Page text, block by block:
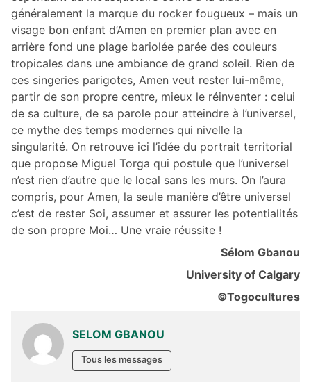
généralement la marque du rocker fougueux – mais un
visage bon enfant d’Amen en premier plan avec en
arrière fond une plage bariolée parée des couleurs
tropicales dans une ambiance de grand soleil. Rien de
ces singeries parigotes, Amen veut rester lui-même,
partir de son propre centre, mieux le réinventer : celui
de sa culture, de sa parole pour atteindre à l’universel,
ce mythe des temps modernes qui nivelle la
singularité. On retrouve ici l’idée du portrait territorial
que propose Miguel Torga qui postule que l’universel
n’est rien d’autre que le local sans les murs. On l’aura
compris, pour Amen, la seule manière d’être universel
c’est de rester Soi, assumer et assurer les potentialités
de son propre Moi… Une vraie réussite !
Sélom Gbanou
University of Calgary
©Togocultures
SELOM GBANOU
Tous les messages